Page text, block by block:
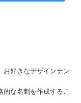
お好きなデザインテン
的な名刺を作成するこ